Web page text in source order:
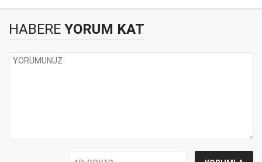
HABERE YORUM KAT